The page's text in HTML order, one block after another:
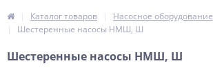
Каталог товаров
Насосное оборудование
Шестеренные насосы НМШ, Ш
Шестеренные насосы НМШ, Ш